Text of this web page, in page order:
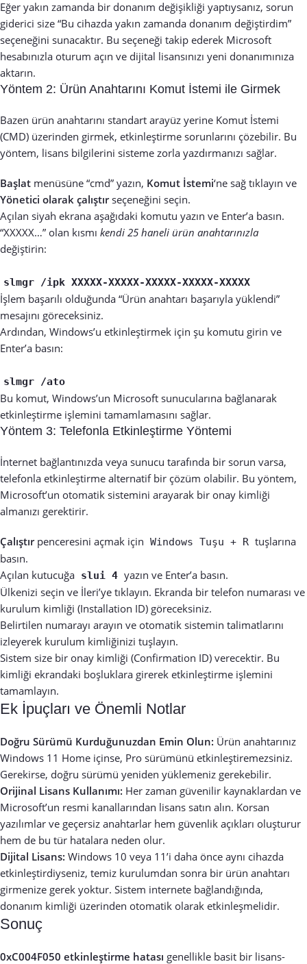
Eğer yakın zamanda bir donanım değişikliği yaptıysanız, sorun
giderici size “Bu cihazda yakın zamanda donanım değiştirdim”
seçeneğini sunacaktır. Bu seçeneği takip ederek Microsoft
hesabınızla oturum açın ve dijital lisansınızı yeni donanımınıza
aktarın.
Yöntem 2: Ürün Anahtarını Komut İstemi ile Girmek
Bazen ürün anahtarını standart arayüz yerine Komut İstemi
(CMD) üzerinden girmek, etkinleştirme sorunlarını çözebilir. Bu
yöntem, lisans bilgilerini sisteme zorla yazdırmanızı sağlar.
Başlat menüsüne “cmd” yazın, Komut İstemi‘ne sağ tıklayın ve
Yönetici olarak çalıştırseçeneğini seçin.
Açılan siyah ekrana aşağıdaki komutu yazın ve Enter’a basın.
“XXXXX…” olan kısmı kendi 25 haneli ürün anahtarınızla
değiştirin:
slmgr /ipk XXXXX-XXXXX-XXXXX-XXXXX-XXXXX
İşlem başarılı olduğunda “Ürün anahtarı başarıyla yüklendi”
mesajını göreceksiniz.
Ardından, Windows’u etkinleştirmek için şu komutu girin ve
Enter’a basın:
slmgr /ato
Bu komut, Windows’un Microsoft sunucularına bağlanarak
etkinleştirme işlemini tamamlamasını sağlar.
Yöntem 3: Telefonla Etkinleştirme Yöntemi
İnternet bağlantınızda veya sunucu tarafında bir sorun varsa,
telefonla etkinleştirme alternatif bir çözüm olabilir. Bu yöntem,
Microsoft’un otomatik sistemini arayarak bir onay kimliği
almanızı gerektirir.
Çalıştırpenceresini açmak için Windows Tuşu + R tuşlarına
basın.
Açılan kutucuğa slui 4 yazın ve Enter’a basın.
Ülkenizi seçin ve İleri’ye tıklayın. Ekranda bir telefon numarası ve
kurulum kimliği (Installation ID) göreceksiniz.
Belirtilen numarayı arayın ve otomatik sistemin talimatlarını
izleyerek kurulum kimliğinizi tuşlayın.
Sistem size bir onay kimliği (Confirmation ID) verecektir. Bu
kimliği ekrandaki boşluklara girerek etkinleştirme işlemini
tamamlayın.
Ek İpuçları ve Önemli Notlar
Doğru Sürümü Kurduğunuzdan Emin Olun: Ürün anahtarınız
Windows 11 Home içinse, Pro sürümünü etkinleştiremezsiniz.
Gerekirse, doğru sürümü yeniden yüklemeniz gerekebilir.
Orijinal Lisans Kullanımı: Her zaman güvenilir kaynaklardan ve
Microsoft’un resmi kanallarından lisans satın alın. Korsan
yazılımlar ve geçersiz anahtarlar hem güvenlik açıkları oluşturur
hem de bu tür hatalara neden olur.
Dijital Lisans: Windows 10 veya 11’i daha önce aynı cihazda
etkinleştirdiyseniz, temiz kurulumdan sonra bir ürün anahtarı
girmenize gerek yoktur. Sistem internete bağlandığında,
donanım kimliği üzerinden otomatik olarak etkinleşmelidir.
Sonuç
0xC004F050 etkinleştirme hatası genellikle basit bir lisans-